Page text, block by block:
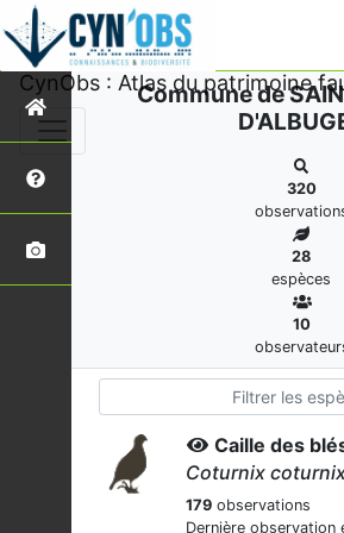
CynObs : Atlas du patrimoine
Commune de
320
28
espèces
10
Caille des
Coturnix
179 observations
Dernière observation